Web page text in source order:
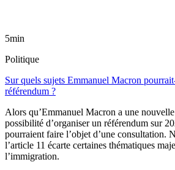
5min
Politique
Sur quels sujets Emmanuel Macron
référendum ?
Alors qu’Emmanuel Macron a une
possibilité d’organiser un référendum sur
pourraient faire l’objet d’une consultation.
l’article 11 écarte certaines thématiques
l’immigration.